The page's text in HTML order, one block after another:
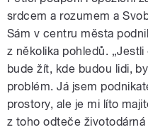
srdcem a rozumem a
Sám v centru města
z několika pohledů.
bude žít, kde budou lidi,
problém. Já jsem
prostory, ale je mi líto
z toho odteče